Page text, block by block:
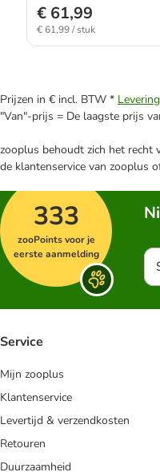
€ 61,99
€ 61,99 / stuk
Prijzen in € incl. BTW *
"Van"-prijs = De laagste prijs
zooplus behoudt zich het recht
de klantenservice van zooplus
333
zooPoints voor je
eerste aanmelding
Service
Mijn zooplus
Klantenservice
Levertijd & verzendkosten
Retouren
Duurzaamheid